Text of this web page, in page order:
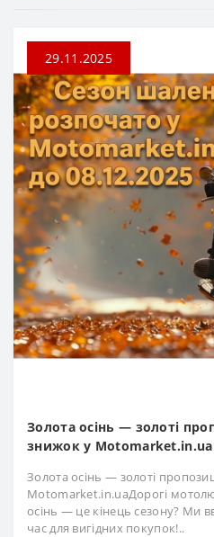
29.11.2025
Золота осінь — золоті
знижок у Motomarket.in.ua
Золота осінь — золоті
Motomarket.in.uaДорогі
осінь — це кінець сезону? Ми
час для вигідних покупок!..